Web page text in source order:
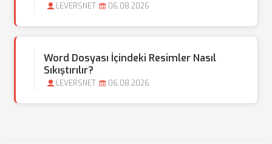
LEVERSNET 06.08.2026
Word Dosyası İçindeki Resimler Nasıl
Sıkıştırılır?
LEVERSNET 06.08.2026